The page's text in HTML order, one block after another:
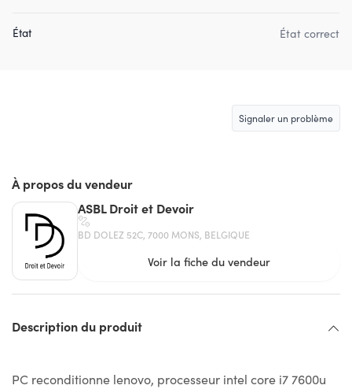
État État correct
Signaler un problème
À propos du vendeur
ASBL Droit et Devoir
BD DOLEZ 52C, 7000 MONS, BELGIQUE
Voir la fiche du vendeur
Description du produit
PC reconditionne lenovo, processeur intel core i7 7600u